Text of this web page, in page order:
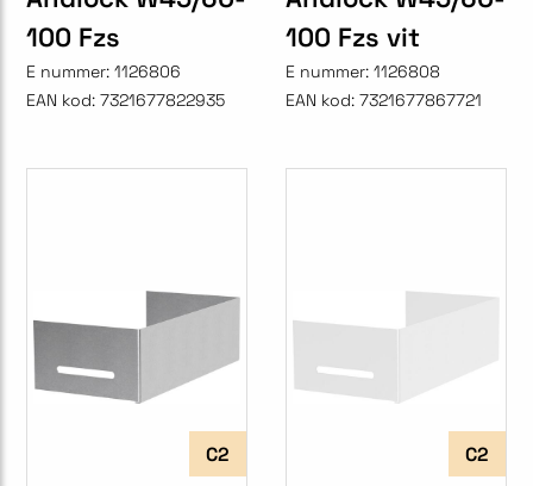
100 Fzs
E nummer: 1126806
EAN kod: 7321677822935
100 Fzs vit
E nummer: 1126808
EAN kod: 7321677867721
C2 C2